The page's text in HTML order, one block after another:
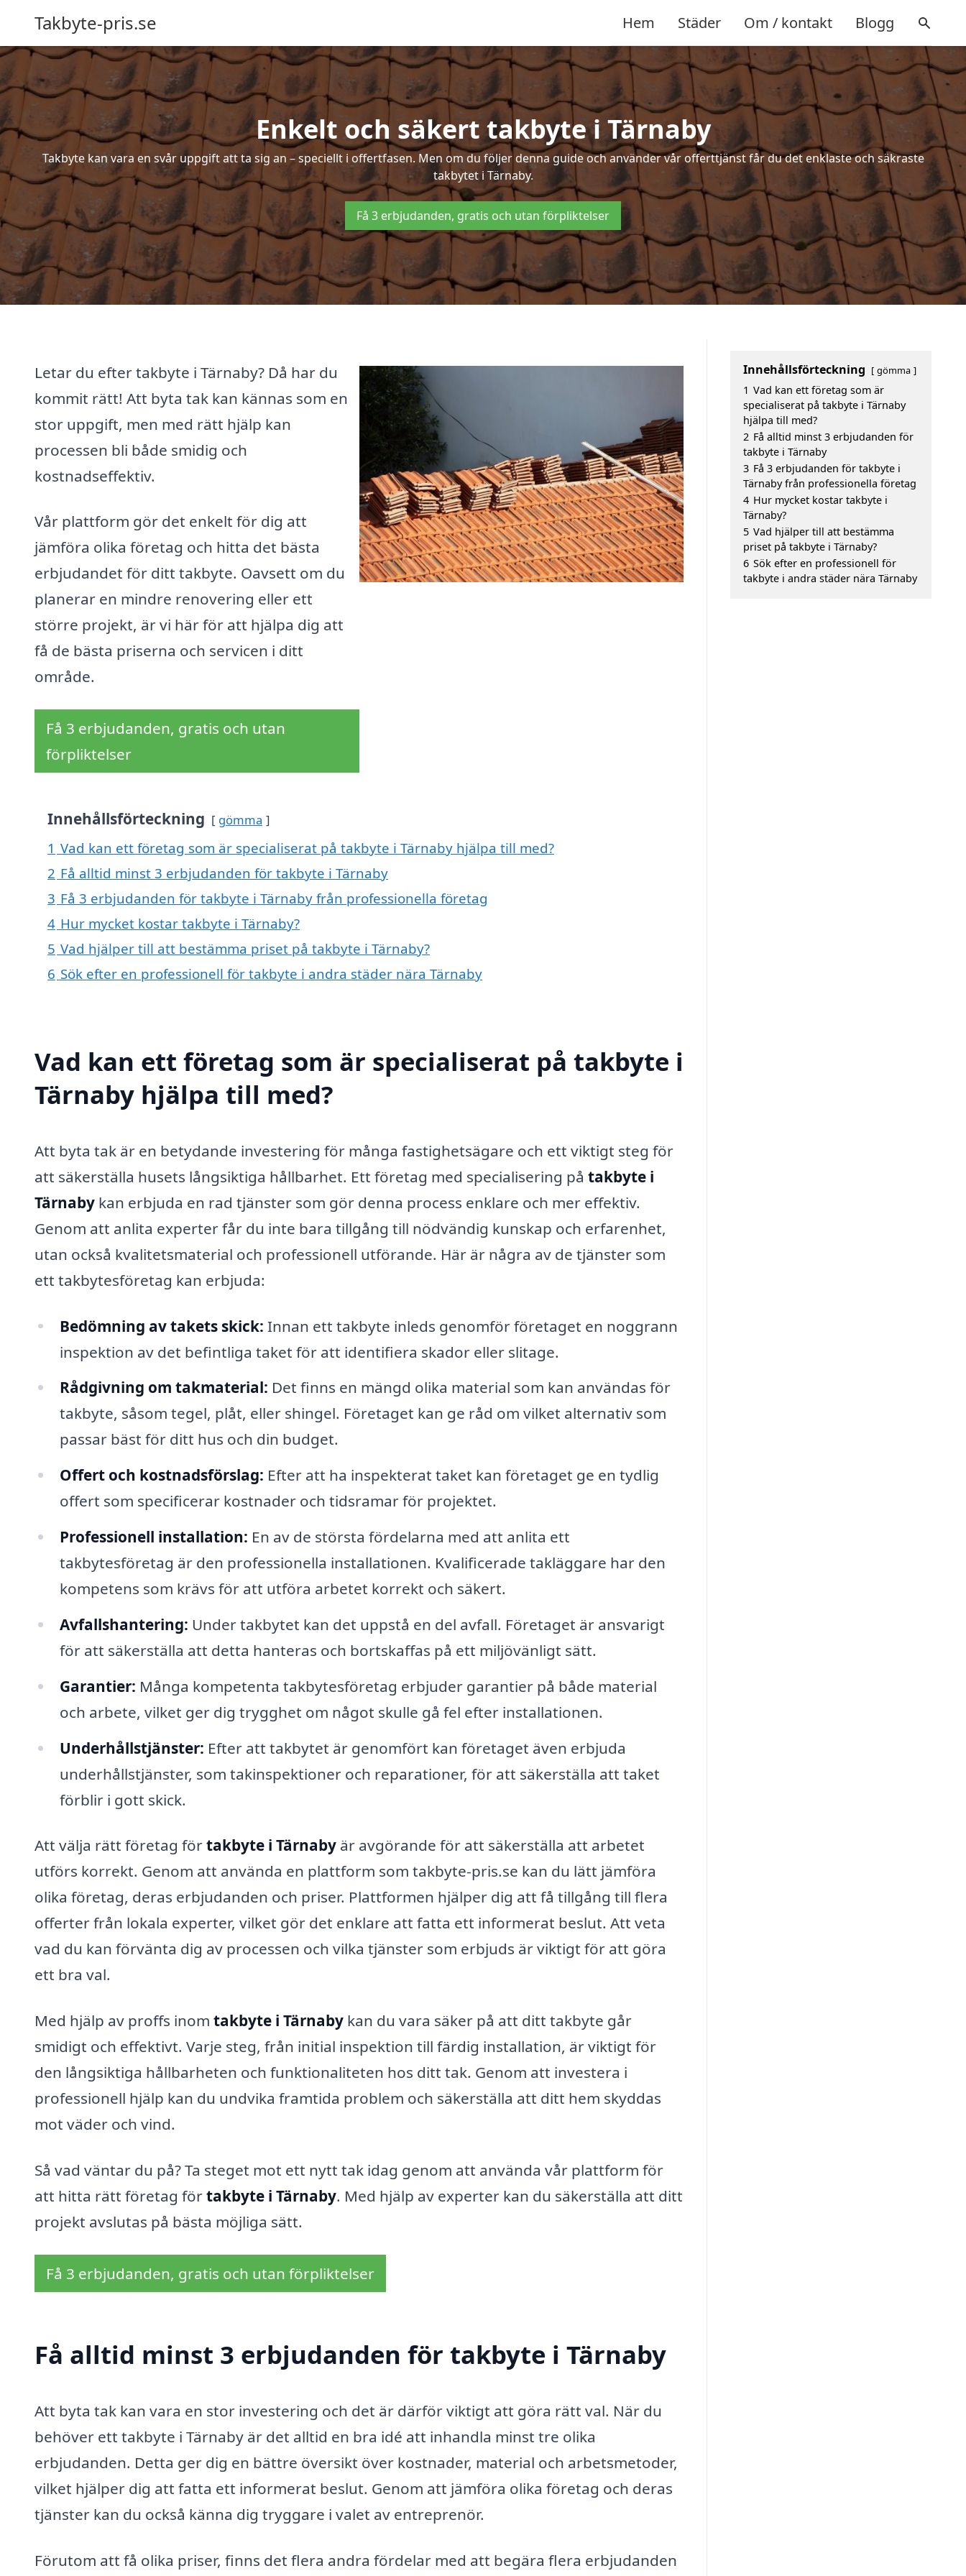
Takbyte-pris.se Hem Städer Om / kontakt Blogg
Enkelt och säkert takbyte i Tärnaby
Takbyte kan vara en svår uppgift att ta sig an – speciellt i offertfasen. Men om du följer denna guide och använder vår offerttjänst får du det enklaste och säkraste
takbytet i Tärnaby.
Få 3 erbjudanden, gratis och utan förpliktelser
Letar du efter takbyte i Tärnaby? Då har du
kommit rätt! Att byta tak kan kännas som en
stor uppgift, men med rätt hjälp kan
processen bli både smidig och
kostnadseffektiv.
Vår plattform gör det enkelt för dig att
jämföra olika företag och hitta det bästa
erbjudandet för ditt takbyte. Oavsett om du
planerar en mindre renovering eller ett
större projekt, är vi här för att hjälpa dig att
få de bästa priserna och servicen i ditt
område.
Få 3 erbjudanden, gratis och utan
förpliktelser
Innehållsförteckning gömma
1 Vad kan ett företag som är specialiserat på takbyte i Tärnaby hjälpa till med?
2 Få alltid minst 3 erbjudanden för takbyte i Tärnaby
3 Få 3 erbjudanden för takbyte i Tärnaby från professionella företag
4 Hur mycket kostar takbyte i Tärnaby?
5 Vad hjälper till att bestämma priset på takbyte i Tärnaby?
6 Sök efter en professionell för takbyte i andra städer nära Tärnaby
Vad kan ett företag som är specialiserat på takbyte i
Tärnaby hjälpa till med?
Att byta tak är en betydande investering för många fastighetsägare och ett viktigt steg för
att säkerställa husets långsiktiga hållbarhet. Ett företag med specialisering på takbyte i
Tärnaby kan erbjuda en rad tjänster som gör denna process enklare och mer effektiv.
Genom att anlita experter får du inte bara tillgång till nödvändig kunskap och erfarenhet,
utan också kvalitetsmaterial och professionell utförande. Här är några av de tjänster som
ett takbytesföretag kan erbjuda:
Bedömning av takets skick: Innan ett takbyte inleds genomför företaget en noggrann
inspektion av det befintliga taket för att identifiera skador eller slitage.
Rådgivning om takmaterial: Det finns en mängd olika material som kan användas för
takbyte, såsom tegel, plåt, eller shingel. Företaget kan ge råd om vilket alternativ som
passar bäst för ditt hus och din budget.
Offert och kostnadsförslag: Efter att ha inspekterat taket kan företaget ge en tydlig
offert som specificerar kostnader och tidsramar för projektet.
Professionell installation: En av de största fördelarna med att anlita ett
takbytesföretag är den professionella installationen. Kvalificerade takläggare har den
kompetens som krävs för att utföra arbetet korrekt och säkert.
Avfallshantering: Under takbytet kan det uppstå en del avfall. Företaget är ansvarigt
för att säkerställa att detta hanteras och bortskaffas på ett miljövänligt sätt.
Garantier: Många kompetenta takbytesföretag erbjuder garantier på både material
och arbete, vilket ger dig trygghet om något skulle gå fel efter installationen.
Underhållstjänster: Efter att takbytet är genomfört kan företaget även erbjuda
underhållstjänster, som takinspektioner och reparationer, för att säkerställa att taket
förblir i gott skick.
Att välja rätt företag förtakbyte i Tärnaby är avgörande för att säkerställa att arbetet
utförs korrekt. Genom att använda en plattform som takbyte-pris.se kan du lätt jämföra
olika företag, deras erbjudanden och priser. Plattformen hjälper dig att få tillgång till flera
offerter från lokala experter, vilket gör det enklare att fatta ett informerat beslut. Att veta
vad du kan förvänta dig av processen och vilka tjänster som erbjuds är viktigt för att göra
ett bra val.
Med hjälp av proffs inom takbyte i Tärnaby kan du vara säker på att ditt takbyte går
smidigt och effektivt. Varje steg, från initial inspektion till färdig installation, är viktigt för
den långsiktiga hållbarheten och funktionaliteten hos ditt tak. Genom att investera i
professionell hjälp kan du undvika framtida problem och säkerställa att ditt hem skyddas
mot väder och vind.
Så vad väntar du på? Ta steget mot ett nytt tak idag genom att använda vår plattform för
att hitta rätt företag förtakbyte i Tärnaby. Med hjälp av experter kan du säkerställa att ditt
projekt avslutas på bästa möjliga sätt.
Få 3 erbjudanden, gratis och utan förpliktelser
Få alltid minst 3 erbjudanden för takbyte i Tärnaby
Att byta tak kan vara en stor investering och det är därför viktigt att göra rätt val. När du
behöver ett takbyte i Tärnaby är det alltid en bra idé att inhandla minst tre olika
erbjudanden. Detta ger dig en bättre översikt över kostnader, material och arbetsmetoder,
vilket hjälper dig att fatta ett informerat beslut. Genom att jämföra olika företag och deras
tjänster kan du också känna dig tryggare i valet av entreprenör.
Förutom att få olika priser, finns det flera andra fördelar med att begära flera erbjudanden
Innehållsförteckning gömma
1 Vad kan ett företag som är
specialiserat på takbyte i Tärnaby
hjälpa till med?
2 Få alltid minst 3 erbjudanden för
takbyte i Tärnaby
3 Få 3 erbjudanden för takbyte i
Tärnaby från professionella företag
4 Hur mycket kostar takbyte i
Tärnaby?
5 Vad hjälper till att bestämma
priset på takbyte i Tärnaby?
6 Sök efter en professionell för
takbyte i andra städer nära Tärnaby